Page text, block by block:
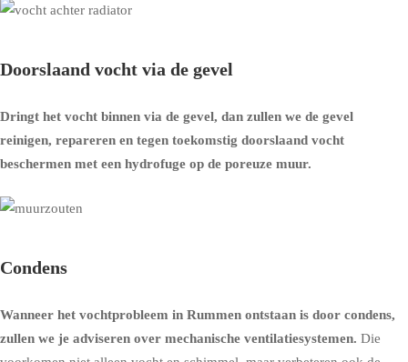
Doorslaand vocht via de gevel
Dringt het vocht binnen via de gevel, dan zullen we de gevel
reinigen, repareren en tegen toekomstig doorslaand vocht
beschermen met een hydrofuge op de poreuze muur.
Condens
Wanneer het vochtprobleem in Rummen ontstaan is door condens,
zullen we je adviseren over mechanische ventilatiesystemen. Die